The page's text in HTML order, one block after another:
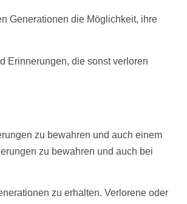
Generationen die Möglichkeit, ihre
Erinnerungen, die sonst verloren
zu bewahren und auch einem
zu bewahren und auch bei
zu erhalten. Verlorene oder